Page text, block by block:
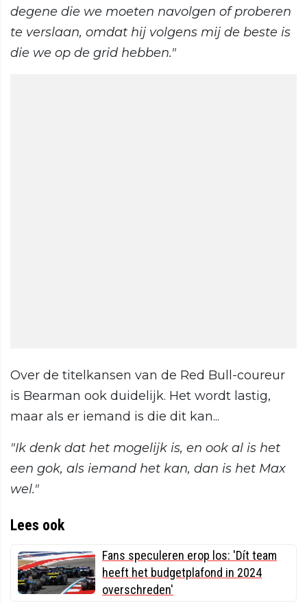
degene die we moeten navolgen of proberen
te verslaan, omdat hij volgens mij de beste is
die we op de grid hebben."
Over de titelkansen van de Red Bull-coureur
is Bearman ook duidelijk. Het wordt lastig,
maar als er iemand is die dit kan...
"Ik denk dat het mogelijk is, en ook al is het
een gok, als iemand het kan, dan is het Max
wel."
Lees ook
Fans speculeren erop los: 'Dít team
heeft het budgetplafond in 2024
overschreden'